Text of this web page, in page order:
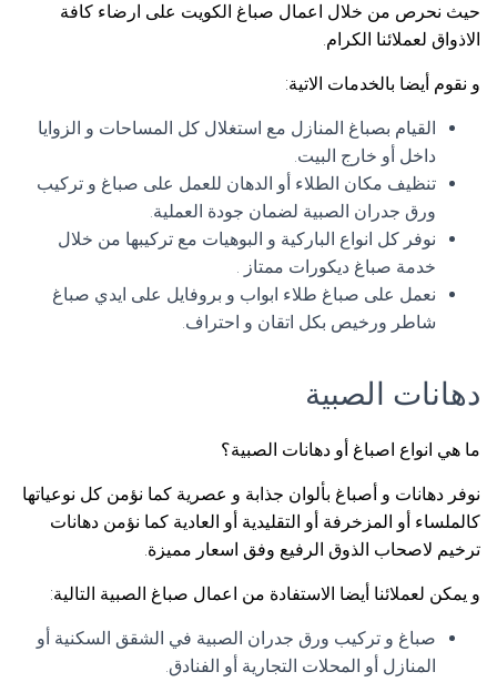
حيث نحرص من خلال اعمال صباغ الكويت على ارضاء كافة
الاذواق لعملائنا الكرام.
و نقوم أيضا بالخدمات الاتية:
القيام بصباغ المنازل مع استغلال كل المساحات و الزوايا
داخل أو خارج البيت.
تنظيف مكان الطلاء أو الدهان للعمل على صباغ و تركيب
ورق جدران الصبية لضمان جودة العملية.
نوفر كل انواع الباركية و البوهيات مع تركيبها من خلال
خدمة صباغ ديكورات ممتاز .
نعمل على صباغ طلاء ابواب و بروفايل على ايدي صباغ
شاطر ورخيص بكل اتقان و احتراف.
دهانات الصبية
ما هي انواع اصباغ أو دهانات الصبية؟
نوفر دهانات و أصباغ بألوان جذابة و عصرية كما نؤمن كل نوعياتها
كالملساء أو المزخرفة أو التقليدية أو العادية كما نؤمن دهانات
ترخيم لاصحاب الذوق الرفيع وفق اسعار مميزة.
و يمكن لعملائنا أيضا الاستفادة من اعمال صباغ الصبية التالية:
صباغ و تركيب ورق جدران الصبية في الشقق السكنية أو
المنازل أو المحلات التجارية أو الفنادق.